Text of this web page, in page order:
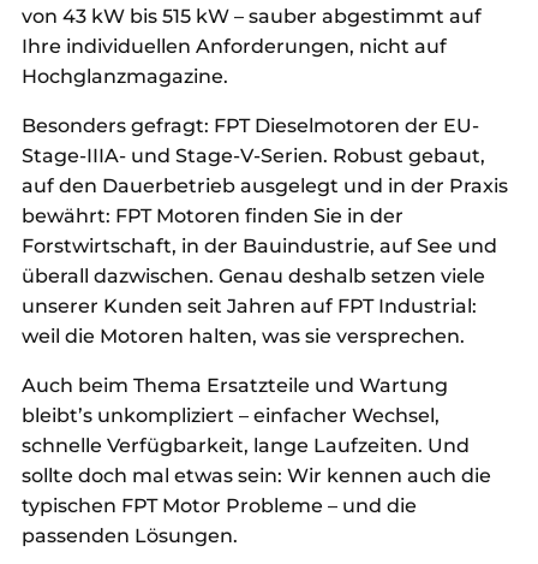
von 43 kW bis 515 kW – sauber abgestimmt auf
Ihre individuellen Anforderungen, nicht auf
Hochglanzmagazine.
Besonders gefragt: FPT Dieselmotoren der EU-
Stage-IIIA- und Stage-V-Serien. Robust gebaut,
auf den Dauerbetrieb ausgelegt und in der Praxis
bewährt: FPT Motoren finden Sie in der
Forstwirtschaft, in der Bauindustrie, auf See und
überall dazwischen. Genau deshalb setzen viele
unserer Kunden seit Jahren auf FPT Industrial:
weil die Motoren halten, was sie versprechen.
Auch beim Thema Ersatzteile und Wartung
bleibt’s unkompliziert – einfacher Wechsel,
schnelle Verfügbarkeit, lange Laufzeiten. Und
sollte doch mal etwas sein: Wir kennen auch die
typischen FPT Motor Probleme – und die
passenden Lösungen.